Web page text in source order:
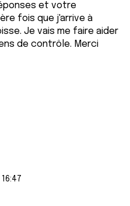
et votre
fois que j'arrive à
Je vais me faire aider
de contrôle. Merci